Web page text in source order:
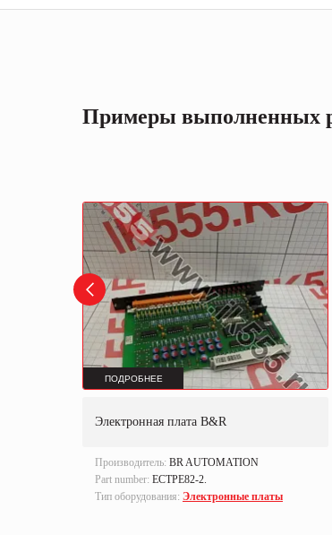
Примеры выполненных
ПОДРОБНЕЕ
Электронная плата B&R
Производитель: BR AUTOMATION
Part number: ECTPE82-2.
Тип оборудования: Электронные платы